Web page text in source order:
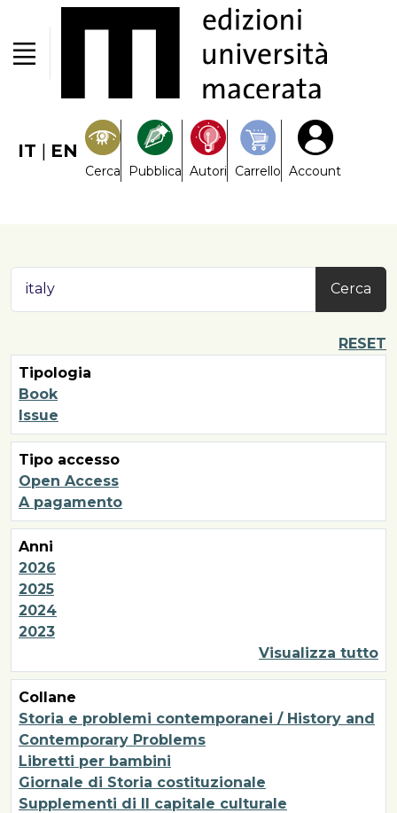
IT | EN
Cerca Pubblica Autori Carrello Account
Cerca
RESET
Tipologia
Book
Issue
Tipo accesso
Open Access
A pagamento
Anni
2026
2025
2024
2023
Visualizza tutto
Collane
Storia e problemi contemporanei / History and
Contemporary Problems
Libretti per bambini
Giornale di Storia costituzionale
Supplementi di Il capitale culturale